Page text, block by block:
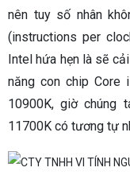
nên tuy số nhân
(instructions per
Intel hứa hẹn là sẽ
năng con chip Core
10900K, giờ chúng
11700K có tương tự